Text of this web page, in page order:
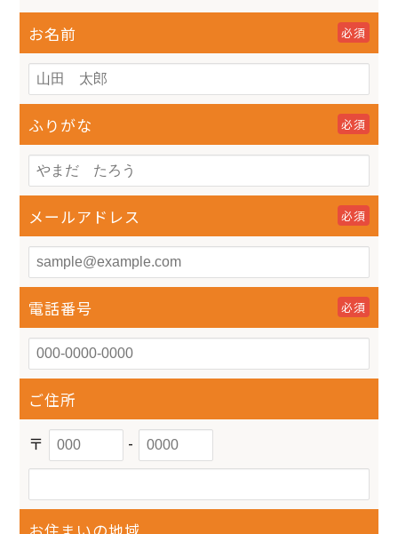
お名前 必須
ふりがな 必須
メールアドレス 必須
電話番号 必須
ご住所
〒
-